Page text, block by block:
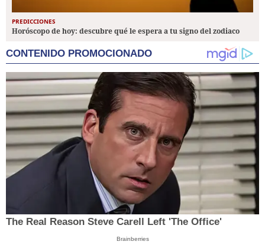
PREDICCIONES
Horóscopo de hoy: descubre qué le espera a tu signo del zodiaco
CONTENIDO PROMOCIONADO
The Real Reason Steve Carell Left 'The Office'
Brainberries